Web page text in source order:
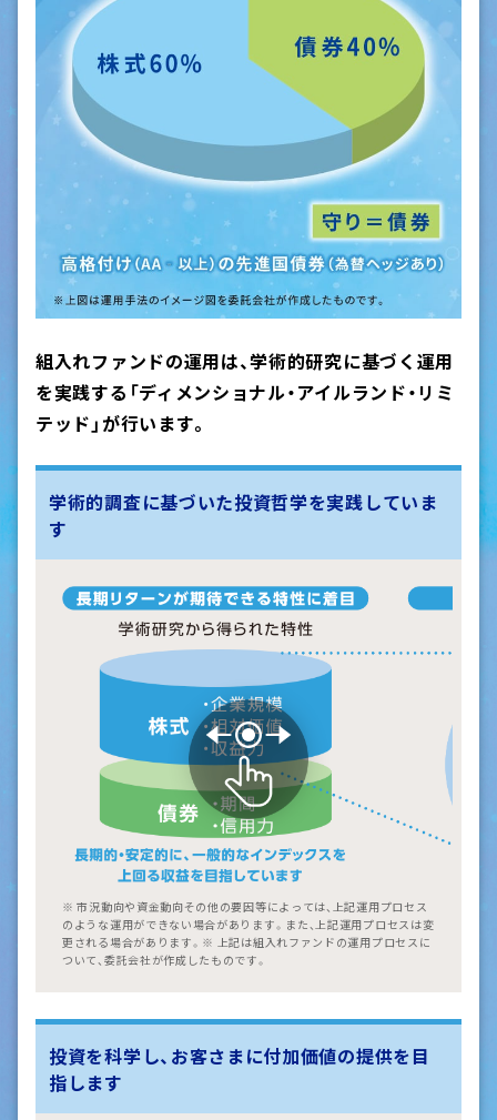
組入れファンドの運用は、学術的研究に基づく運用
を実践する 「ディメンショナル・アイルランド・リミ
テッド」が行います。
学術的調査に基づいた投資哲学を実践していま
す
※ 市況動向や資金動向その他の要因等によっては、上記運用プロセス
のような運用ができない場合があります。また、上記運用プロセスは変
更される場合があります。※ 上記は組入れファンドの運用プロセスに
ついて、委託会社が作成したものです。
投資を科学し、お客さまに付加価値の提供を目
指します